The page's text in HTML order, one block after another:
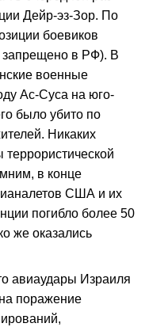
Дейр-эз-Зор. По
боевиков
запрещено в РФ). В
военные
Ас-Суса на юго-
было убито по
Никаких
в конце
США и их
погибло более 50
же оказались
авиаудары Израиля
поражение